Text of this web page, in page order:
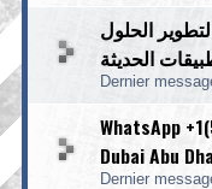
الحلول
الحديثة
Dernier
WhatsApp
Dubai Abu
Dernier